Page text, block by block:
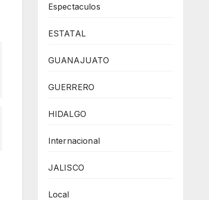
Espectaculos
ESTATAL
GUANAJUATO
GUERRERO
HIDALGO
Internacional
JALISCO
Local